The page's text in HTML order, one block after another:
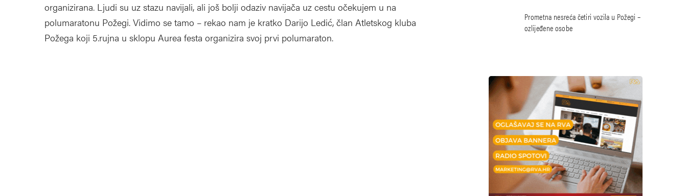
organizirana. Ljudi su uz stazu navijali, ali još bolji odaziv navijača uz cestu očekujem u na
polumaratonu Požegi. Vidimo se tamo – rekao nam je kratko Darijo Ledić, član Atletskog kluba
Požega koji 5.rujna u sklopu Aurea festa organizira svoj prvi polumaraton.
Prometna nesreća četiri vozila u Požegi –
ozlijeđene osobe